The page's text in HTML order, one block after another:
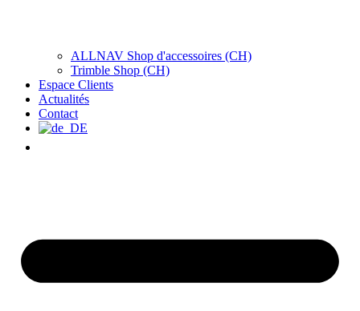
ALLNAV Shop d'accessoires (CH)
Trimble Shop (CH)
Espace Clients
Actualités
Contact